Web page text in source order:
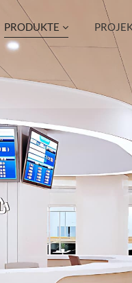
PRODUKTE